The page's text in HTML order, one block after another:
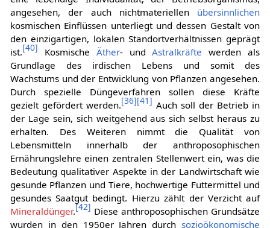
angesehen, der auch nichtmateriellen übersinnlichen
kosmischen Einflüssen unterliegt und dessen Gestalt von
den einzigartigen, lokalen Standortverhältnissen geprägt
ist.[40] Kosmische Äther- undAstralkräfte werden als
Grundlage des irdischen Lebens und somit des
Wachstums und der Entwicklung von Pflanzen angesehen.
Durch spezielle Düngeverfahren sollen diese Kräfte
gezielt gefördert werden.[36][41] Auch soll der Betrieb in
der Lage sein, sich weitgehend aus sich selbst heraus zu
erhalten. Des Weiteren nimmt die Qualität von
Lebensmitteln innerhalb der anthroposophischen
Ernährungslehre einen zentralen Stellenwert ein, was die
Bedeutung qualitativer Aspekte in der Landwirtschaft wie
gesunde Pflanzen und Tiere, hochwertige Futtermittel und
gesundes Saatgut bedingt. Hierzu zählt der Verzicht auf
Mineraldünger.[42] Diese anthroposophischen Grundsätze
wurden in den 1950er Jahren durchsozioökonomische